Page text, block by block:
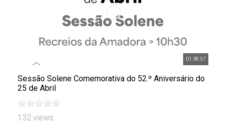
01:38:57
Sessão Solene Comemorativa do 52.º Aniversário do
25 de Abril
132 views